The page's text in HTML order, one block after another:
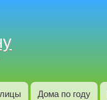
Дома по году